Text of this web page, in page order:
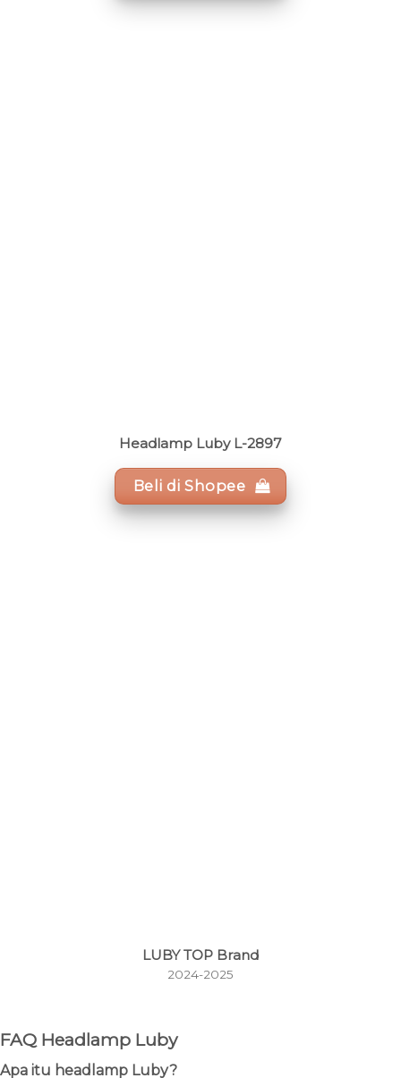
Headlamp Luby L-2897
Beli di Shopee
LUBY TOP Brand
2024-2025
FAQ Headlamp Luby
Apa itu headlamp Luby?